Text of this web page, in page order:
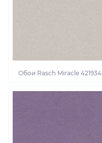
Обои Rasch Miracle 421934